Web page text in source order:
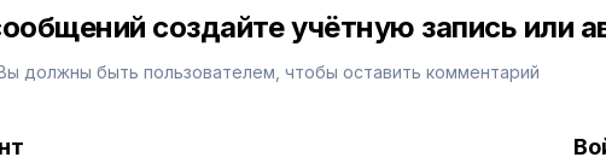
создайте учётную запись или
должны быть пользователем, чтобы оставить комментарий